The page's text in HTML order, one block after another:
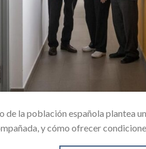
de la población española plantea
y cómo ofrecer